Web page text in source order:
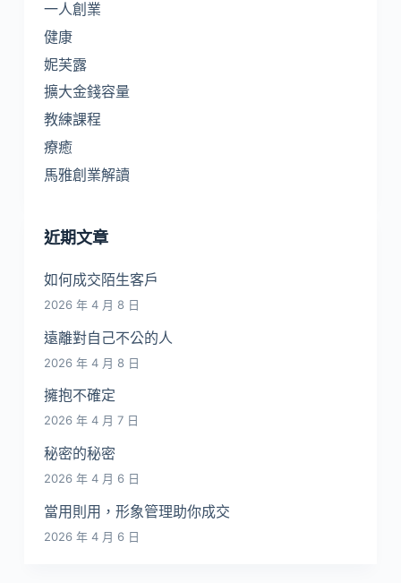
一人創業
健康
妮芙露
擴大金錢容量
教練課程
療癒
馬雅創業解讀
近期文章
如何成交陌生客戶
2026 年 4 月 8 日
遠離對自己不公的人
2026 年 4 月 8 日
擁抱不確定
2026 年 4 月 7 日
秘密的秘密
2026 年 4 月 6 日
當用則用，形象管理助你成交
2026 年 4 月 6 日